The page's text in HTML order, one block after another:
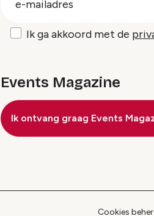
Ik ga akkoord met de
Events Magazine
Ik ontvang graag Events
Cookies